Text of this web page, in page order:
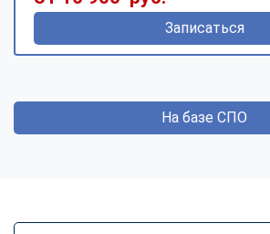
Записаться
На базе СПО